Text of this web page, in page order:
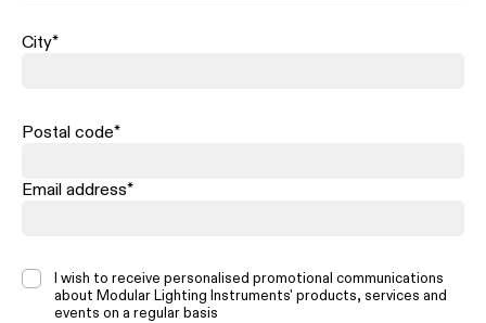
City*
Postal code*
Email address*
I wish to receive personalised promotional communications
about Modular Lighting Instruments' products, services and
events on a regular basis